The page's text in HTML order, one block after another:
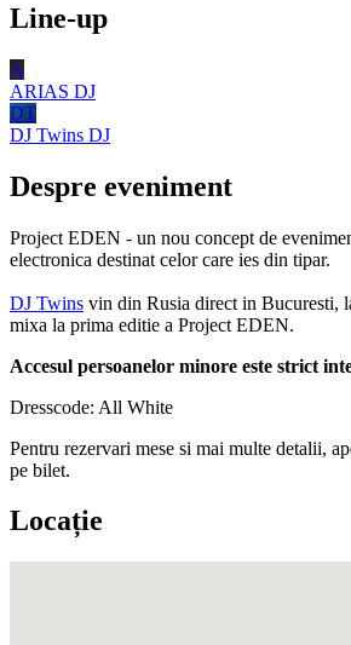
Line-up
A
ARIAS DJ
DT
DJ Twins DJ
Despre eveniment
Project EDEN - un nou concept de
electronica destinat celor care ies din tipar.
DJ Twins vin din Rusia direct in Bucuresti,
mixa la prima editie a Project EDEN.
Accesul persoanelor minore este strict
Dresscode: All White
Pentru rezervari mese si mai multe detalii,
pe bilet.
Locație